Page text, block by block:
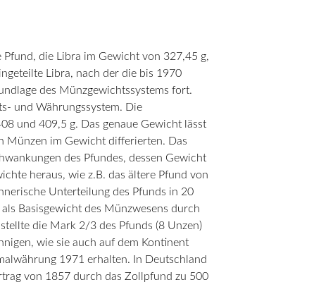
die Libra im Gewicht von 327,45 g,
Libra, nach der die bis 1970
des Münzgewichtssystems fort.
und Währungssystem. Die
und 409,5 g. Das genaue Gewicht lässt
Münzen im Gewicht differierten. Das
des Pfundes, dessen Gewicht
heraus, wie z.B. das ältere Pfund von
Unterteilung des Pfunds in 20
Basisgewicht des Münzwesens durch
die Mark 2/3 des Pfunds (8 Unzen)
wie sie auch auf dem Kontinent
1971 erhalten. In Deutschland
von 1857 durch das Zollpfund zu 500